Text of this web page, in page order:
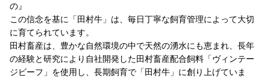
の』
この信念を基に「田村牛」は、毎日丁寧な飼育管理によって大切
に育てられています。
田村畜産は、豊かな自然環境の中で天然の湧水にも恵まれ、長年
の経験と研究により自社開発した田村畜産配合飼料「ヴィンテー
ジビーフ」を使用し、長期飼育で「田村牛」に創り上げていま